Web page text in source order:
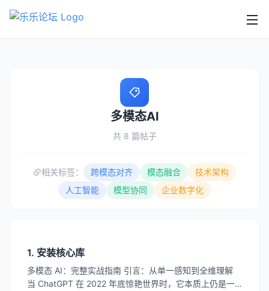
多模态AI
共 8 篇帖子
相关标签： 跨模态对齐 模态融合
技术架构
人工智能
模型协同 企业数字化
1. 安装核心库
多模态 AI：完整实战指南 引言：从单一感知到全维理解
当 ChatGPT 在 2022 年底惊艳世界时，它本质上仍是一